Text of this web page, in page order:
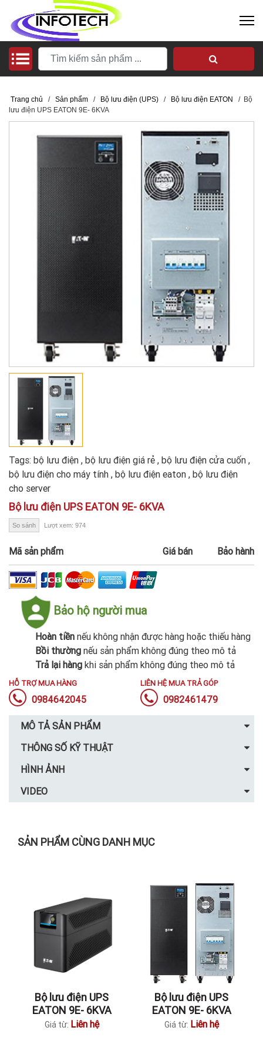
Trang chủ / Sản phẩm / Bộ lưu điện (UPS) / Bộ lưu điện EATON / Bộ
lưu điện UPS EATON 9E- 6KVA
Tags: bộ lưu điện , bộ lưu điện giá rẻ , bộ lưu điện cửa cuốn ,
bộ lưu điện cho máy tính , bộ lưu điện eaton , bộ lưu điện
cho server
Bộ lưu điện UPS EATON 9E- 6KVA
So sánh Lượt xem: 974
Mã sản phẩm Giá bán Bảo hành
Bảo hộ người mua
Hoàn tiền nếu không nhận được hàng hoặc thiếu hàng
Bồi thường nếu sản phẩm không đúng theo mô tả
Trả lại hàng khi sản phẩm không đúng theo mô tả
HỖ TRỢ MUA HÀNG
0984642045
LIÊN HỆ MUA TRẢ GÓP
0982461479
MÔ TẢ SẢN PHẨM
THÔNG SỐ KỸ THUẬT
HÌNH ẢNH
VIDEO
SẢN PHẨM CÙNG DANH MỤC
Bộ lưu điện UPS
EATON 9E- 6KVA
Giá từ: Liên hệ
Bộ lưu điện UPS
EATON 9E- 6KVA
Giá từ: Liên hệ